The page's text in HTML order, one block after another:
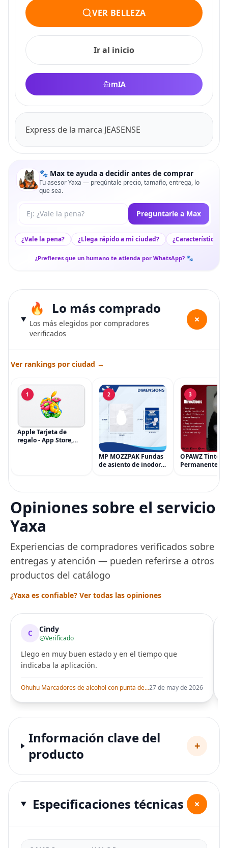
VER BELLEZA
Ir al inicio
mIA
Express de la marca JEASENSE
🐾 Max te ayuda a decidir antes de comprar
Tu asesor Yaxa — pregúntale precio, tamaño, entrega, lo
que sea.
Tu pregunta a Max Preguntarle a Max
¿Vale la pena? ¿Llega rápido a mi ciudad? ¿Características
¿Prefieres que un humano te atienda por WhatsApp? 🐾
Lo más comprado
Los más elegidos por compradores
verificados
+
Ver rankings por ciudad →
1
Apple Tarjeta de
regalo - App Store,
2
MP MOZZPAK Fundas
de asiento de inodoro
para entrenamiento
3
OPAWZ Tinte
Permanente
Tinte para
Peluquería
una Década,
Opiniones sobre el servicio
Yaxa
Experiencias de compradores verificados sobre
entregas y atención — pueden referirse a otros
productos del catálogo
¿Yaxa es confiable? Ver todas las opiniones
C Cindy
Verificado
Llego en muy buen estado y en el tiempo que
indicaba la aplicación.
Ohuhu Marcadores de alcohol con punta de pincel – Juego de marcadores artísticos de doble punta con certificación AP para artistas adultos27 de may de 2026
Información clave del
producto
+
Especificaciones técnicas +